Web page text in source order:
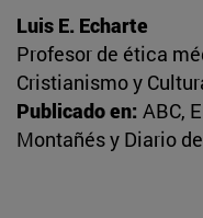
Luis E. Echarte
Profesor de ética
Cristianismo y
Publicado en: ABC,
Montañés y Diario